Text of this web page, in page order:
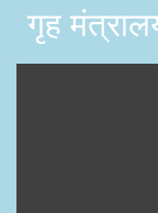
गृह